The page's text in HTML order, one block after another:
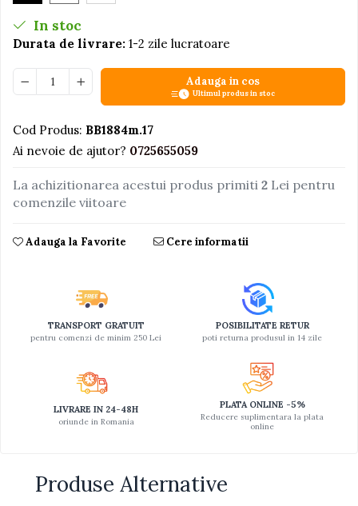
Jucarii educative din lemn
Motociclete
Muzica si instrumente
Saltelute si centre de activitati
Seturi de doctor
Vehicule de constructii
In stoc
Durata de livrare: 1-2 zile lucratoare
Adauga in cos
Ultimul produs in stoc
Cod Produs: BB1884m.17
Ai nevoie de ajutor? 0725655059
La achizitionarea acestui produs primiti 2 Lei pentru
comenzile viitoare
Adauga la Favorite Cere informatii
TRANSPORT GRATUIT
pentru comenzi de minim 250 Lei
POSIBILITATE RETUR
poti returna produsul in 14 zile
LIVRARE IN 24-48H
oriunde in Romania
PLATA ONLINE -5%
Reducere suplimentara la plata
online
Produse Alternative